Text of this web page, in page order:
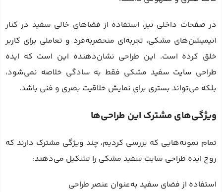
در صفحات داخلی نیز، استفاده از فضاهای خالی سفید در کنار
انیمیشن‌های مشکی، تجربه‌ای منحصربه‌فرد و تعاملی برای کاربر
خلق کرده است. این طراحی نشان‌دهنده این است که ایده
طراحی سایت سفید مشکی فقط به سادگی خلاصه نمی‌شود،
بلکه می‌تواند بستری برای نمایش خلاقیت بصری و فنی باشد.
ویژگی‌های مشترک این طراحی‌ها
تمام نمونه‌هایی که بررسی کردیم، چند ویژگی مشترک دارند که
روح ایده طراحی سایت سفید مشکی را تشکیل می‌دهند:
استفاده از فضای سفید به‌عنوان عنصر طراحی